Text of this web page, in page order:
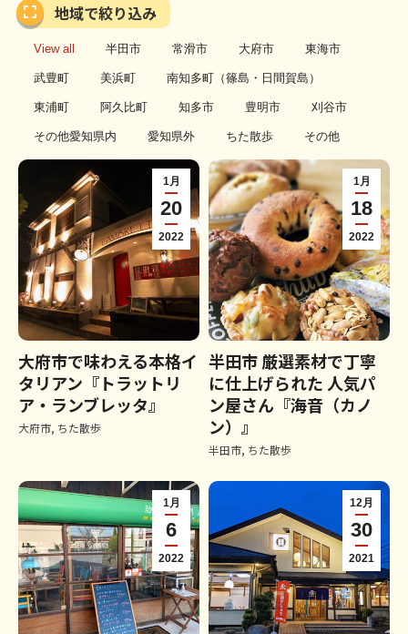
地域で絞り込み
View all 半田市 常滑市 大府市 東海市
武豊町 美浜町 南知多町（篠島・日間賀島）
東浦町 阿久比町 知多市 豊明市 刈谷市
その他愛知県内 愛知県外 ちた散歩 その他
1月
20
2022
大府市で味わえる本格イ
タリアン『トラットリ
ア・ランブレッタ』
大府市, ちた散歩
1月
18
2022
半田市 厳選素材で丁寧
に仕上げられた 人気パ
ン屋さん『海音（カノ
ン）』
半田市, ちた散歩
1月
6
2022
12月
30
2021